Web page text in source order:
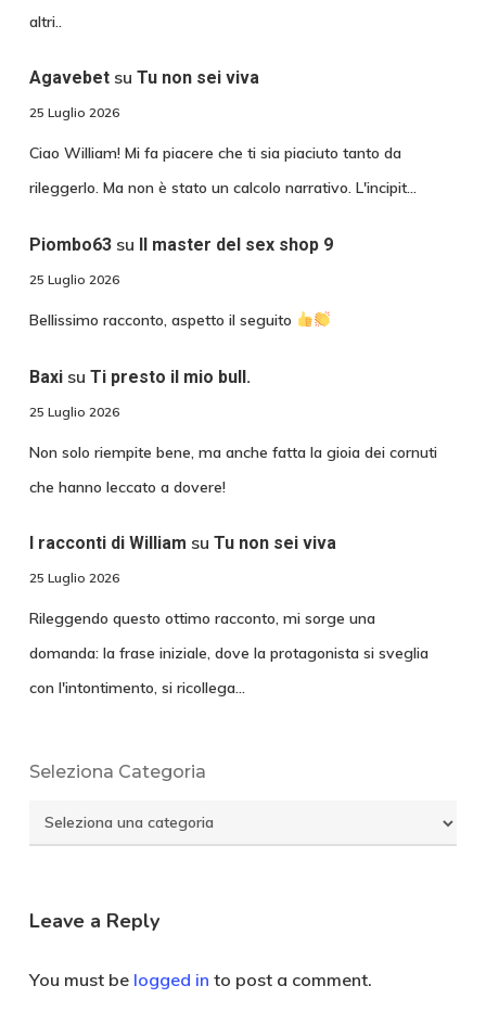
altri..
Agavebetsu Tu non sei viva
25 Luglio 2026
Ciao William! Mi fa piacere che ti sia piaciuto tanto da
rileggerlo. Ma non è stato un calcolo narrativo. L'incipit…
Piombo63su Il master del sex shop 9
25 Luglio 2026
Bellissimo racconto, aspetto il seguito
Baxisu Ti presto il mio bull.
25 Luglio 2026
Non solo riempite bene, ma anche fatta la gioia dei cornuti
che hanno leccato a dovere!
I racconti di William su Tu non sei viva
25 Luglio 2026
Rileggendo questo ottimo racconto, mi sorge una
domanda: la frase iniziale, dove la protagonista si sveglia
con l'intontimento, si ricollega…
Seleziona Categoria
Seleziona
Categoria
Leave a Reply
You must be logged in to post a comment.